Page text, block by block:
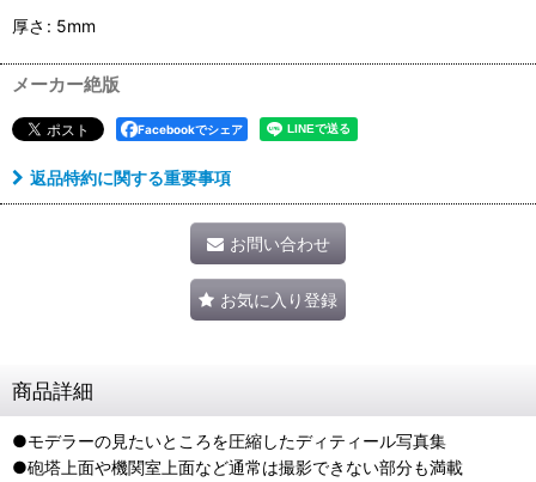
厚さ : 5mm
メーカー絶版
Facebookでシェア
返品特約に関する重要事項
お問い合わせ
お気に入り登録
商品詳細
●モデラーの見たいところを圧縮したディティール写真集
●砲塔上面や機関室上面など通常は撮影できない部分も満載